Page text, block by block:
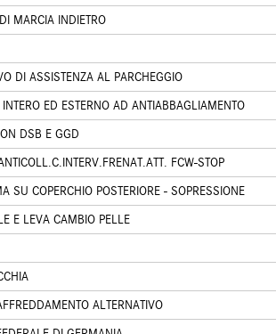
MARCIA INDIETRO
DI ASSISTENZA AL PARCHEGGIO
INTERO ED ESTERNO AD ANTIABBAGLIAMENTO
DSB E GGD
FCW-STOP
SU COPERCHIO POSTERIORE - SOPRESSIONE
E LEVA CAMBIO PELLE
ALTERNATIVO